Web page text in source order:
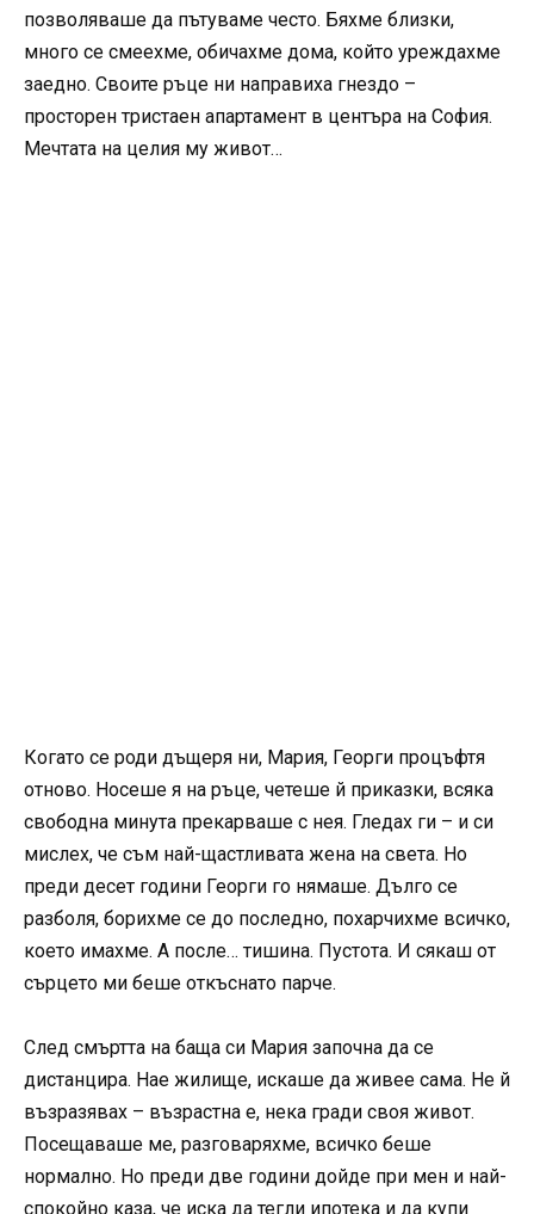
позволяваше да пътуваме често. Бяхме близки,
много се смеехме, обичахме дома, който уреждахме
заедно. Своите ръце ни направиха гнездо –
просторен тристаен апартамент в центъра на София.
Мечтата на целия му живот…
Когато се роди дъщеря ни, Мария, Георги процъфтя
отново. Носеше я на ръце, четеше й приказки, всяка
свободна минута прекарваше с нея. Гледах ги – и си
мислех, че съм най-щастливата жена на света. Но
преди десет години Георги го нямаше. Дълго се
разболя, борихме се до последно, похарчихме всичко,
което имахме. А после… тишина. Пустота. И сякаш от
сърцето ми беше откъснато парче.
След смъртта на баща си Мария започна да се
дистанцира. Нае жилище, искаше да живее сама. Не й
възразявах – възрастна е, нека гради своя живот.
Посещаваше ме, разговаряхме, всичко беше
нормално. Но преди две години дойде при мен и най-
спокойно каза, че иска да тегли ипотека и да купи